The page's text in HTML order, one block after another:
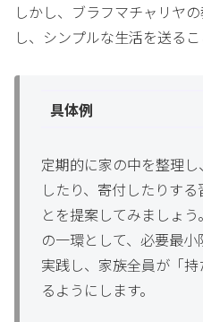
しかし、ブラフマチャリヤ
し、シンプルな生活を送る
具体例
定期的に家の中を整理
したり、寄付したりす
とを提案してみましょ
の一環として、必要最
実践し、家族全員が「
るようにします。